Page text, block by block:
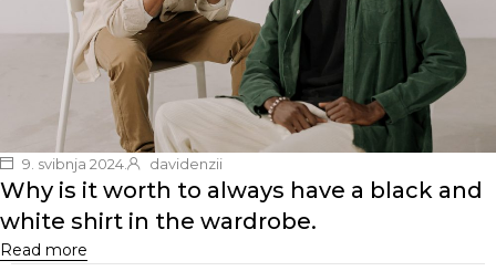
9. svibnja 2024. davidenzii
Why is it worth to always have a black and
white shirt in the wardrobe.
Read more